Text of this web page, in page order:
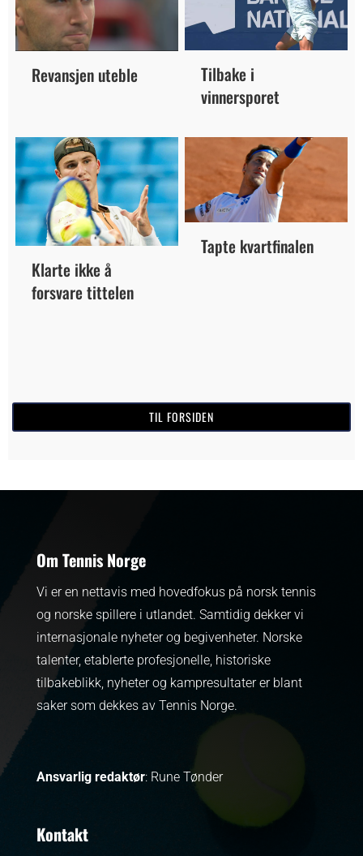
Revansjen uteble
Tilbake i
vinnersporet
Klarte ikke å
forsvare tittelen
Tapte kvartfinalen
TIL FORSIDEN
Om Tennis Norge
Vi er en nettavis med hovedfokus på norsk tennis
og norske spillere i utlandet. Samtidig dekker vi
internasjonale nyheter og begivenheter. Norske
talenter, etablerte profesjonelle, historiske
tilbakeblikk, nyheter og kampresultater er blant
saker som dekkes av Tennis Norge.
Ansvarlig redaktør: Rune Tønder
Kontakt